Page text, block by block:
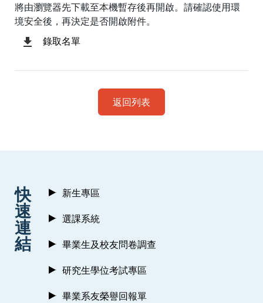
將由瀏覽器先下載至本機暫存後再開啟。請確認使用環
境安全後，再決定是否開啟附件。
錄取名單
返回列表
快
速
連
結
新生專區
選課系統
畢業生及校友問卷調查
研究生學位考試專區
畢業系友榮譽回報單